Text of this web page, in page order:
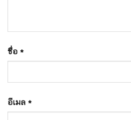
ชื่อ *
อีเมล *